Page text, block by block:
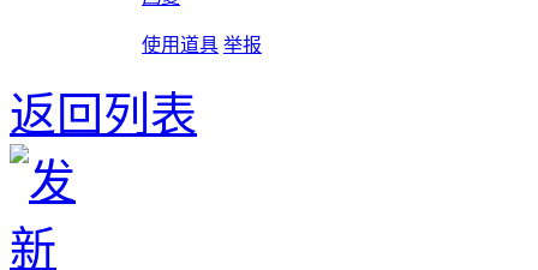
使用道具 举报
返回列表